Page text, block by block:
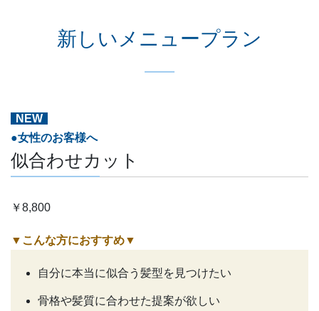
新しいメニュープラン
NEW
●女性のお客様へ
似合わせカット
￥8,800
▼こんな方におすすめ▼
自分に本当に似合う髪型を見つけたい
骨格や髪質に合わせた提案が欲しい